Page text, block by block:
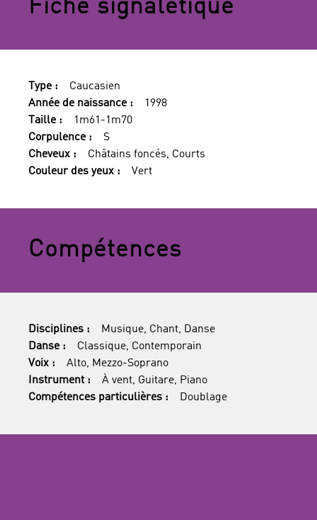
Fiche signalétique
Type :
Caucasien
Année de naissance :
1998
Taille :
1m61-1m70
Corpulence :
S
Cheveux :
Châtains foncés, Courts
Couleur des yeux :
Vert
Compétences
Disciplines :
Musique, Chant, Danse
Danse :
Classique, Contemporain
Voix :
Alto, Mezzo-Soprano
Instrument :
À vent, Guitare, Piano
Compétences particulières :
Doublage